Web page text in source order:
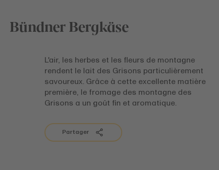
Bündner Bergkäse
L'air, les herbes et les fleurs de montagne
rendent le lait des Grisons particulièrement
savoureux. Grâce à cette excellente matière
première, le fromage des montagne des
Grisons a un goût fin et aromatique.
Partager